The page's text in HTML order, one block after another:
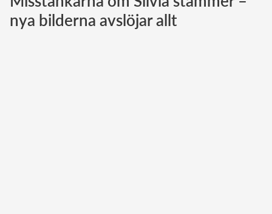
Norska kungahuset
nya bilderna avslöjar allt